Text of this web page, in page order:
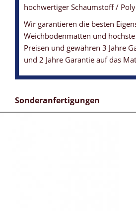
hochwertiger Schaumstoff /
Wir garantieren die besten
Weichbodenmatten und
Preisen und gewähren 3 Jahre
und 2 Jahre Garantie auf das
Sonderanfertigungen